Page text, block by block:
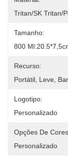
Tritan/SK Tritan/
Tamanho:
800
Recurso:
Portátil, Leve,
Logotipo:
Personalizado
Opções De
Personalizado